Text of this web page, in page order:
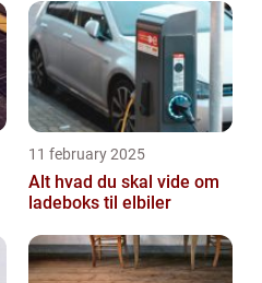
11 february 2025
Alt hvad du skal vide om
ladeboks til elbiler